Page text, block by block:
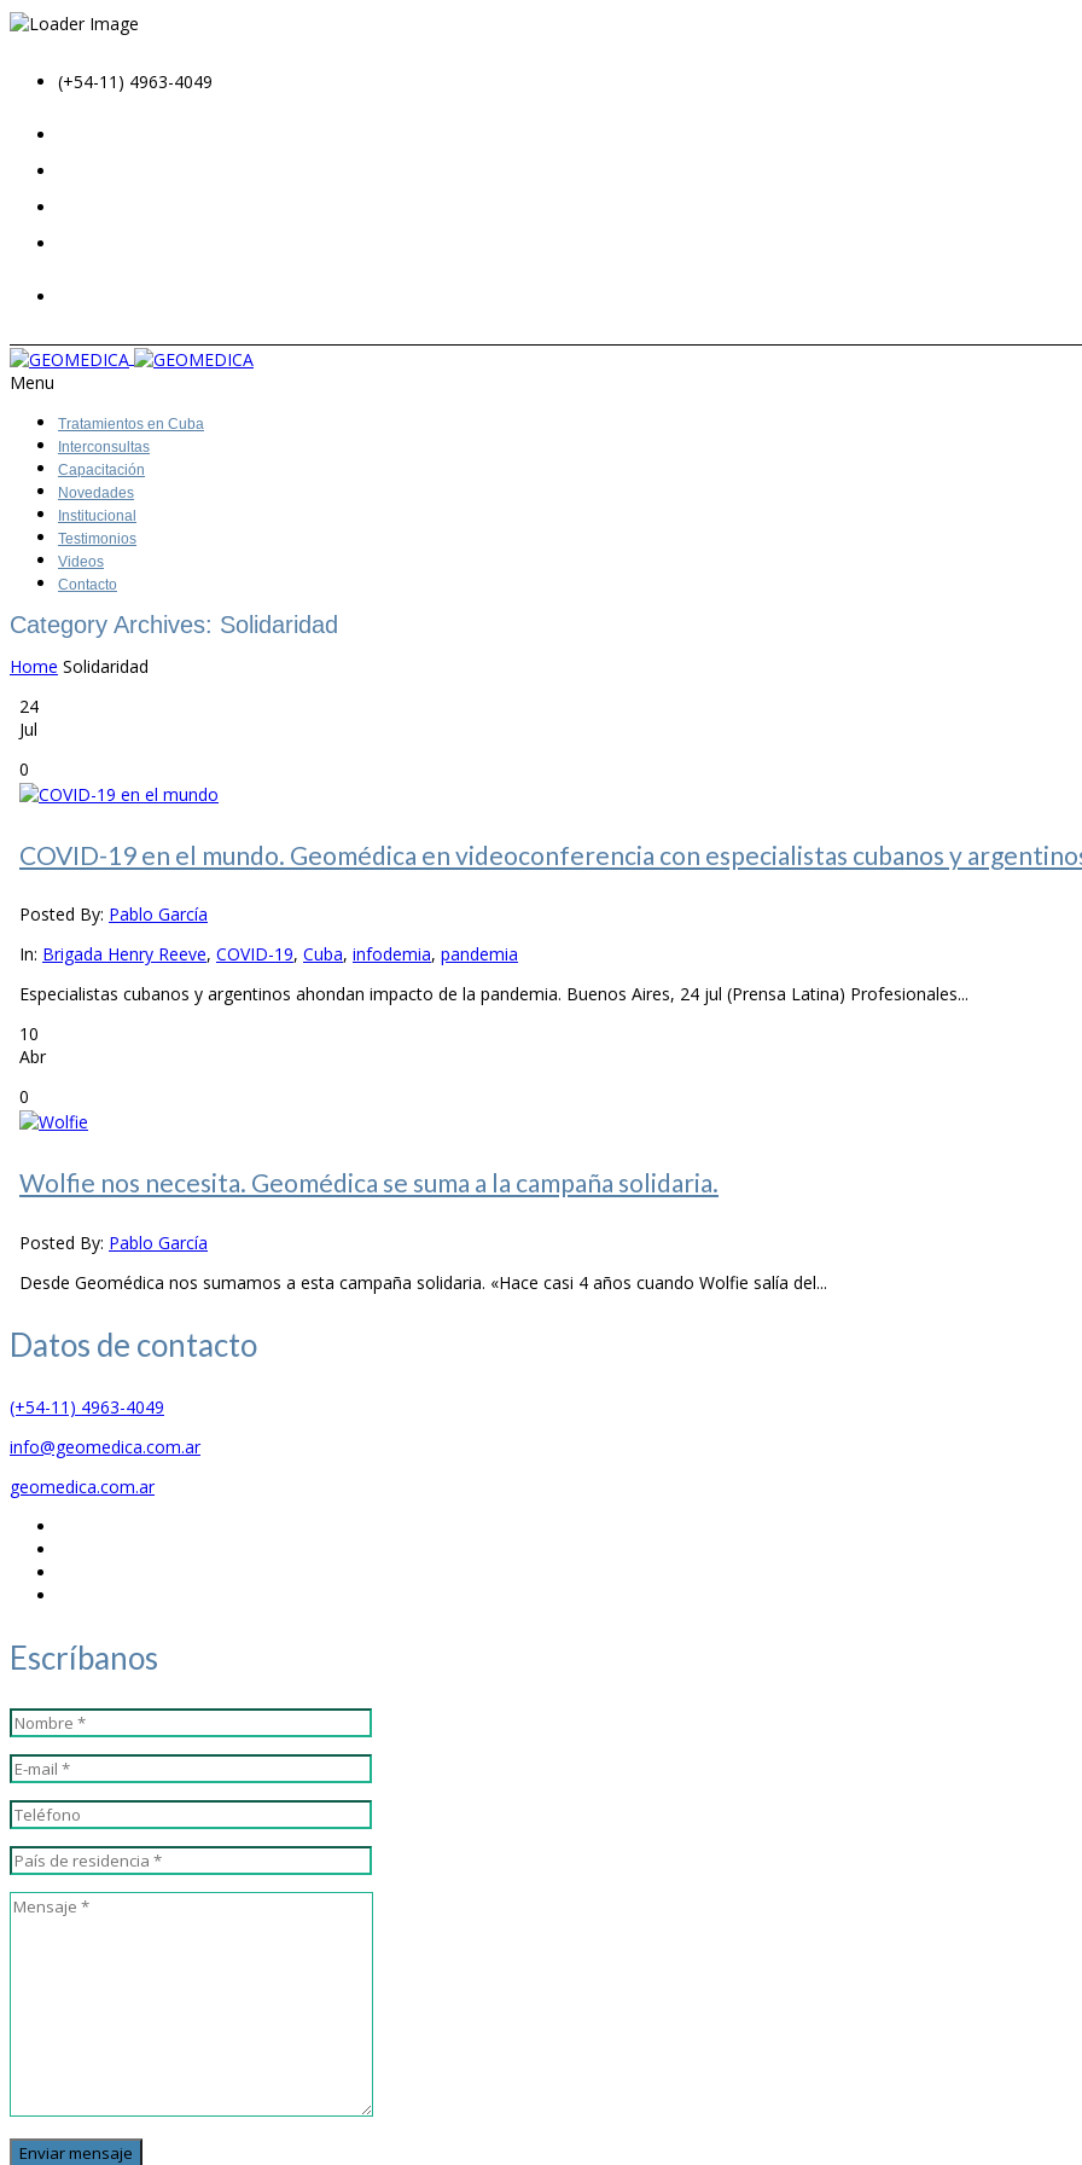
(+54-11) 4963-4049
Menu
Tratamientos en Cuba
Interconsultas
Capacitación
Novedades
Institucional
Testimonios
Videos
Contacto
Category Archives: Solidaridad
Home Solidaridad
24
Jul
0
COVID-19 en el mundo. Geomédica en videoconferencia con especialistas cubanos y
Posted By: Pablo García
In: Brigada Henry Reeve, COVID-19, Cuba, infodemia, pandemia
Especialistas cubanos y argentinos ahondan impacto de la pandemia. Buenos Aires, 24 jul (Prensa Latina) Profesionales...
10
Abr
0
Wolfie nos necesita. Geomédica se suma a la campaña solidaria.
Posted By: Pablo García
Desde Geomédica nos sumamos a esta campaña solidaria. «Hace casi 4 años cuando Wolfie salía del...
Datos de contacto
(+54-11) 4963-4049
info@geomedica.com.ar
geomedica.com.ar
Escríbanos